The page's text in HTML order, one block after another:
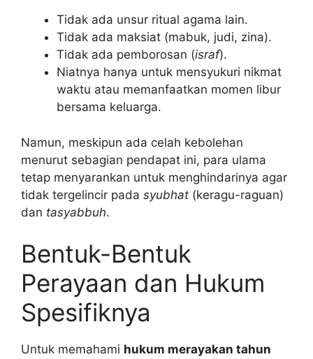
Tidak ada unsur ritual agama lain.
Tidak ada maksiat (mabuk, judi, zina).
Tidak ada pemborosan (israf).
Niatnya hanya untuk mensyukuri nikmat
waktu atau memanfaatkan momen libur
bersama keluarga.
Namun, meskipun ada celah kebolehan
menurut sebagian pendapat ini, para ulama
tetap menyarankan untuk menghindarinya agar
tidak tergelincir pada syubhat (keragu-raguan)
dan tasyabbuh.
Bentuk-Bentuk
Perayaan dan Hukum
Spesifiknya
Untuk memahami hukum merayakan tahun